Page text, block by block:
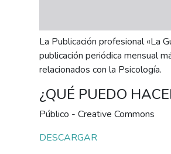
La Publicación profesional «La
publicación periódica mensual
relacionados con la Psicología.
¿QUÉ PUEDO
Público - Creative Commons
DESCARGAR